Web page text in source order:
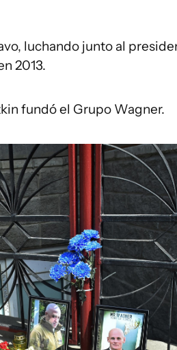
luchando junto al
2013.
fundó el Grupo Wagner.